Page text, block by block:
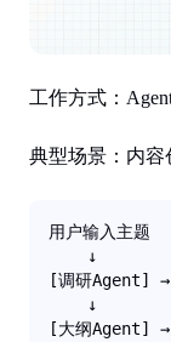
工作方式 ：
典型场景 ：内
用户输入主题
    ↓
[调研Agent] →
    ↓
[大纲Agent] →